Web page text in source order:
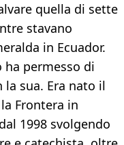
quella di sette
stavano
in Ecuador.
ha permesso di
sua. Era nato il
Frontera in
1998 svolgendo